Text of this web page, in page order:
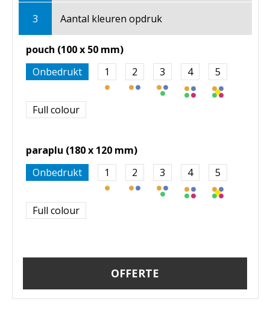
3 Aantal kleuren opdruk
pouch (100 x 50 mm)
Onbedrukt
1 2 3 4 5
Full colour
paraplu (180 x 120 mm)
Onbedrukt
1 2 3 4 5
Full colour
OFFERTE